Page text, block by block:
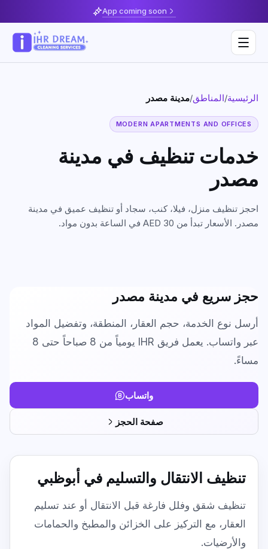
App coming soon
Villa Cleaning
Kitchen Cleaning
Floor & Tile Cleaning
Commercial & Office Cleaning
Al Reem Island
Al Reef
Al Khalidiyah
Tourist Club Area (Al Zahiyah)
الرئيسية/المناطق/مدينة مصدر
MODERN APARTMENTS AND OFFICES
خدمات تنظيف في مدينة
مصدر
احجز تنظيف منزل، فيلا، كنب، سجاد أو تنظيف عميق في مدينة
مصدر . الأسعار تبدأ من AED 30 في الساعة بدون مواد.
حجز سريع في مدينة مصدر
أرسل نوع الخدمة، حجم العقار، المنطقة، وتفضيل المواد
عبر واتساب. يعمل فريق IHR يومياً من 8 صباحاً حتى 8
مساءً.
واتساب
صفحة الحجز
تنظيف الانتقال والتسليم في أبوظبي
تنظيف شقق وفلل فارغة قبل الانتقال أو عند تسليم
العقار، مع التركيز على الخزائن والمطبخ والحمامات
والأرضيات.